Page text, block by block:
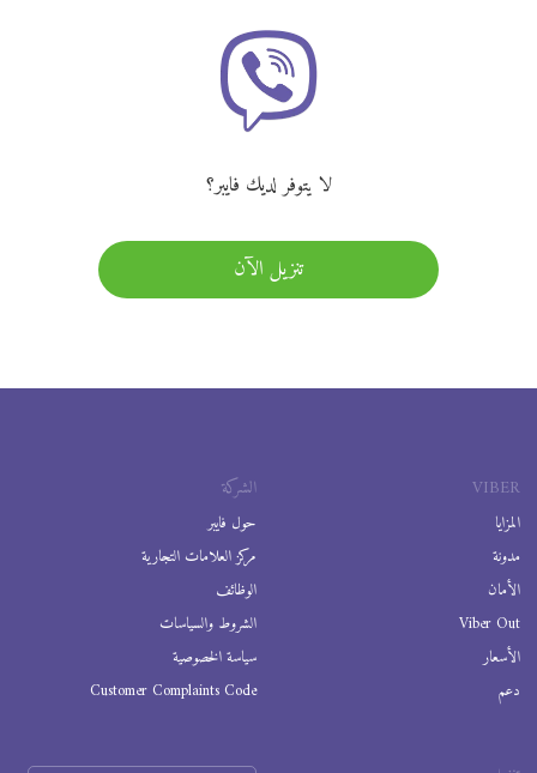
لا يتوفر لديك فايبر؟
تنزيل الآن
VIBER
المزايا
مدونة
الأمان
Viber Out
الأسعار
دعم
الشركة
حول فايبر
مركز العلامات التجارية
الوظائف
الشروط والسياسات
سياسة الخصوصية
Customer Complaints Code